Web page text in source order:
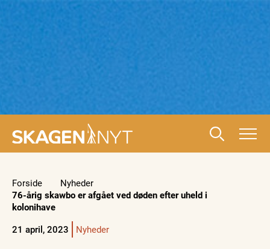
Forside
Nyheder
76-årig skawbo er afgået ved døden efter uheld i
kolonihave
21 april, 2023
Nyheder